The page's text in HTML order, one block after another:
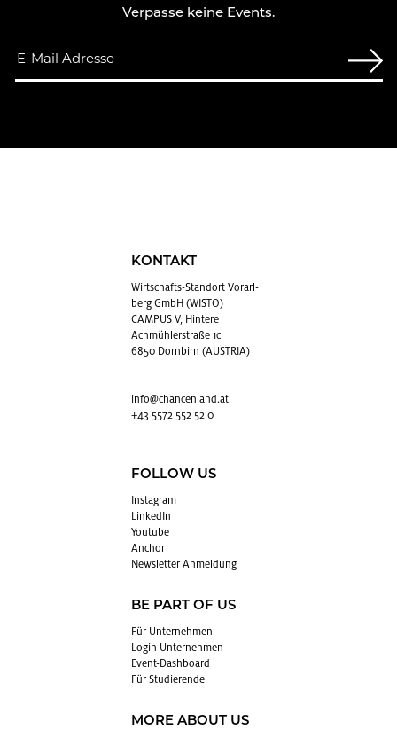
Verpasse keine Events.
KONTAKT
Wirt­schafts-Stand­ort Vor­arl­
berg GmbH (WISTO)
CAMPUS V, Hintere
Achmühlerstraße 1c
6850 Dornbirn (AUSTRIA)
info@​chancenland.​at
+43 5572 552 52 0
FOLLOW US
In­sta­gram
Lin­kedIn
You­tube
An­chor
News­let­ter An­mel­dung
BE PART OF US
Für Un­ter­neh­men
Login Un­ter­neh­men
Event-Da­sh­board
Für Stu­die­ren­de
MORE ABOUT US